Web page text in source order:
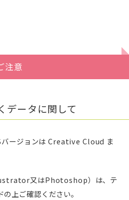
注意
データに関して
ージョンは Creative Cloud ま
又はPhotoshop）は、テ
上ご確認ください。